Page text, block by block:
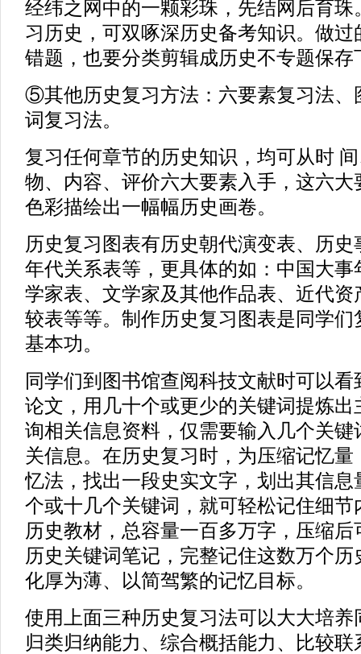
经纬之网中的一颗彩珠，先结网后育珠
习历史，可双啄深历史备考知识。做
错题，也要分类剪辑成历史不专题保存
⑤其他历史复习方法：六要素复习法、
词复习法。
复习任何章节的历史知识，均可从时
物、内容、评价六大要素入手，这六大
色彩描绘出一幅幅历史画卷。
历史复习图表有历史朝代演变表、历
年代关系表等，更具体的如：中国大事
学家表、文学家及其他作品表、近代资
较表等等。制作历史复习图表是同学们
基本功。
同学们到图书馆查阅科技文献时可以
论文，用几十个或更少的关键词提炼出
询相关信息资料，仅需要输入几个关键
关信息。在历史复习时，为压缩记忆
忆法，找出一段史实文字，划出其信息
个或十几个关键词，就可轻松记住细节
历史教材，总容量一百多万字，压缩
历史关键词笔记，完整记住这数万个
化厚为薄、以简驾繁的记忆目标。
使用上面三种历史复习法可以大大培养
归类归纳能力、综合概括能力、比较联